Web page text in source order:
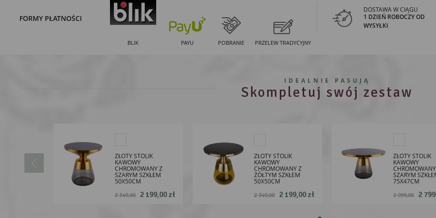
FORMY PŁATNOŚCI
BLIK PAYU POBRANIE PRZELEW TRADYCYJNY
DOSTAWA W CIĄGU
1 DZIEŃ ROBOCZY OD
WYSYŁKI
IDEALNIE PASUJĄ
Skompletuj swój zestaw
ZŁOTY STOLIK
KAWOWY
CHROMOWANY Z
SZARYM SZKŁEM
50X50CM
2 349,00 2 199,00 zł
ZŁOTY STOLIK
KAWOWY
CHROMOWANY Z
ŻÓŁTYM SZKŁEM
50X50CM
2 349,00 2 199,00 zł
ZŁOTY STOLIK
KAWOWY
SZARYM
75X47CM
2 999,00 2